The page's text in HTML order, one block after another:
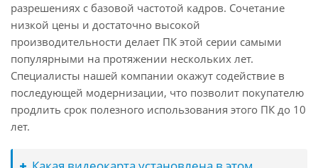
разрешениях с базовой частотой кадров. Сочетание
низкой цены и достаточно высокой
производительности делает ПК этой серии самыми
популярными на протяжении нескольких лет.
Специалисты нашей компании окажут содействие в
последующей модернизации, что позволит покупателю
продлить срок полезного использования этого ПК до 10
лет.